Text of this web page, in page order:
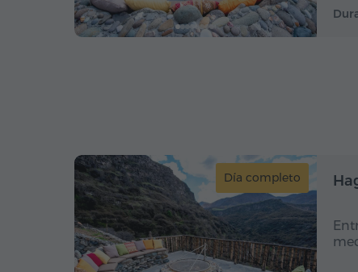
Día completo